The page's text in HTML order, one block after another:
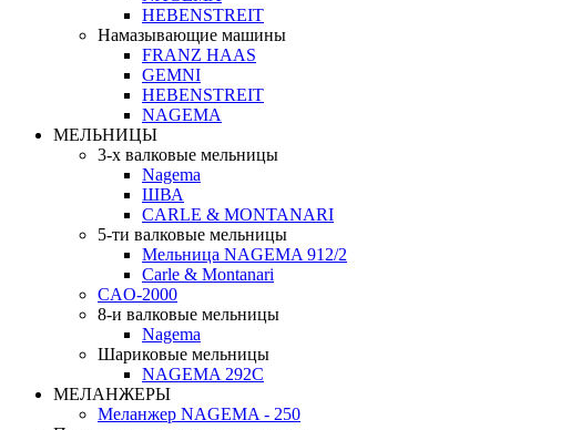
HEBENSTREIT
Намазывающие машины
FRANZ HAAS
GEMNI
HEBENSTREIT
NAGEMA
МЕЛЬНИЦЫ
3-х валковые мельницы
Nagema
ШВА
CARLE & MONTANARI
5-ти валковые мельницы
Мельница NAGEMA 912/2
Carle & Montanari
CAO-2000
8-и валковые мельницы
Nagema
Шариковые мельницы
NAGEMA 292C
МЕЛАНЖЕРЫ
Меланжер NAGEMA - 250